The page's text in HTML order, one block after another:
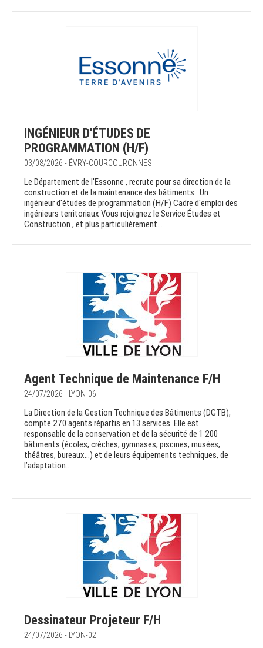
INGÉNIEUR D'ÉTUDES DE
PROGRAMMATION (H/F)
03/08/2026 - ÉVRY-COURCOURONNES
Le Département de l'Essonne , recrute pour sa direction de la
construction et de la maintenance des bâtiments : Un
ingénieur d'études de programmation (H/F) Cadre d'emploi des
ingénieurs territoriaux Vous rejoignez le Service Études et
Construction , et plus particulièrement...
Agent Technique de Maintenance F/H
24/07/2026 - LYON-06
La Direction de la Gestion Technique des Bâtiments (DGTB),
compte 270 agents répartis en 13 services. Elle est
responsable de la conservation et de la sécurité de 1 200
bâtiments (écoles, crèches, gymnases, piscines, musées,
théâtres, bureaux…) et de leurs équipements techniques, de
l’adaptation...
Dessinateur Projeteur F/H
24/07/2026 - LYON-02